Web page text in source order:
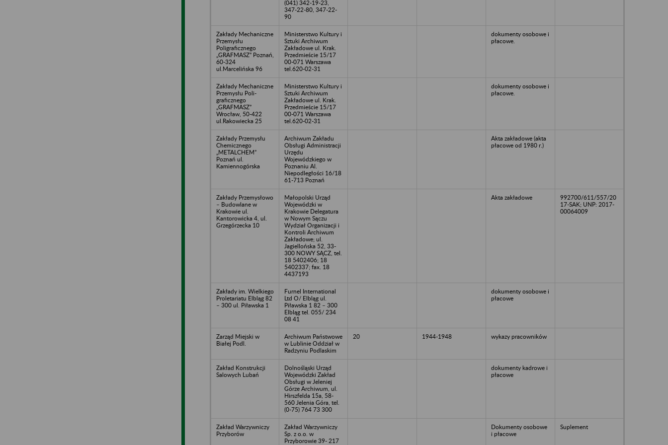
(041) 342-19-23,
347-22-80, 347-22-
90
Zakłady Mechaniczne
Przemysłu
Poligraficznego
„GRAFMASZ” Poznań,
60-324
ul.Marcelińska 96
Ministerstwo Kultury i
Sztuki Archiwum
Zakładowe ul. Krak.
Przedmieście 15/17
00-071 Warszawa
tel.620-02-31
dokumenty osobowe i
płacowe.
Zakłady Mechaniczne
Przemysłu Poli-
graficznego
„GRAFMASZ”
Wrocław, 50-422
ul.Rakowiecka 25
Ministerstwo Kultury i
Sztuki Archiwum
Zakładowe ul. Krak.
Przedmieście 15/17
00-071 Warszawa
tel.620-02-31
dokumenty osobowe i
płacowe.
Zakłady Przemysłu
Chemicznego
„METALCHEM”
Poznań ul.
Kamiennogórska
Archiwum Zakładu
Obsługi Administracji
Urzędu
Wojewódzkiego w
Poznaniu Al.
Niepodległości 16/18
61-713 Poznań
Akta zakładowe (akta
płacowe od 1980 r.)
Zakłady Przemysłowo
– Budowlane w
Krakowie ul.
Kantorowicka 4, ul.
Grzegórzecka 10
Małopolski Urząd
Wojewódzki w
Krakowie Delegatura
w Nowym Sączu
Wydział Organizacji i
Kontroli Archiwum
Zakładowe; ul.
Jagiellońska 52, 33-
300 NOWY SĄCZ, tel.
18 5402406; 18
5402337; fax. 18
4437193
Akta zakładowe
992700/611/557/20
17-SAK; UNP: 2017-
00064009
Zakłady im. Wielkiego
Proletariatu Elbląg 82
– 300 ul. Piławska 1
Furnel International
Ltd O/ Elbląg ul.
Piławska 1 82 – 300
Elbląg tel. 055/ 234
08 41
dokumenty osobowe i
płacowe
Zarząd Miejski w
Białej Podl.
Archiwum Państwowe
w Lublinie Oddział w
Radzyniu Podlaskim
20 1944-1948 wykazy pracowników
Zakład Konstrukcji
Salowych Lubań
Dolnośląski Urząd
Wojewódzki Zakład
Obsługi w Jeleniej
Górze Archiwum, ul.
Hirszfelda 15a, 58-
560 Jelenia Góra, tel.
(0-75) 764 73 300
dokumenty kadrowe i
płacowe
Zakład Warzywniczy
Przyborów
Zakład Warzywniczy
Sp. z o.o. w
Przyborowie 39- 217
Dokumenty osobowe
i płacowe
Suplement